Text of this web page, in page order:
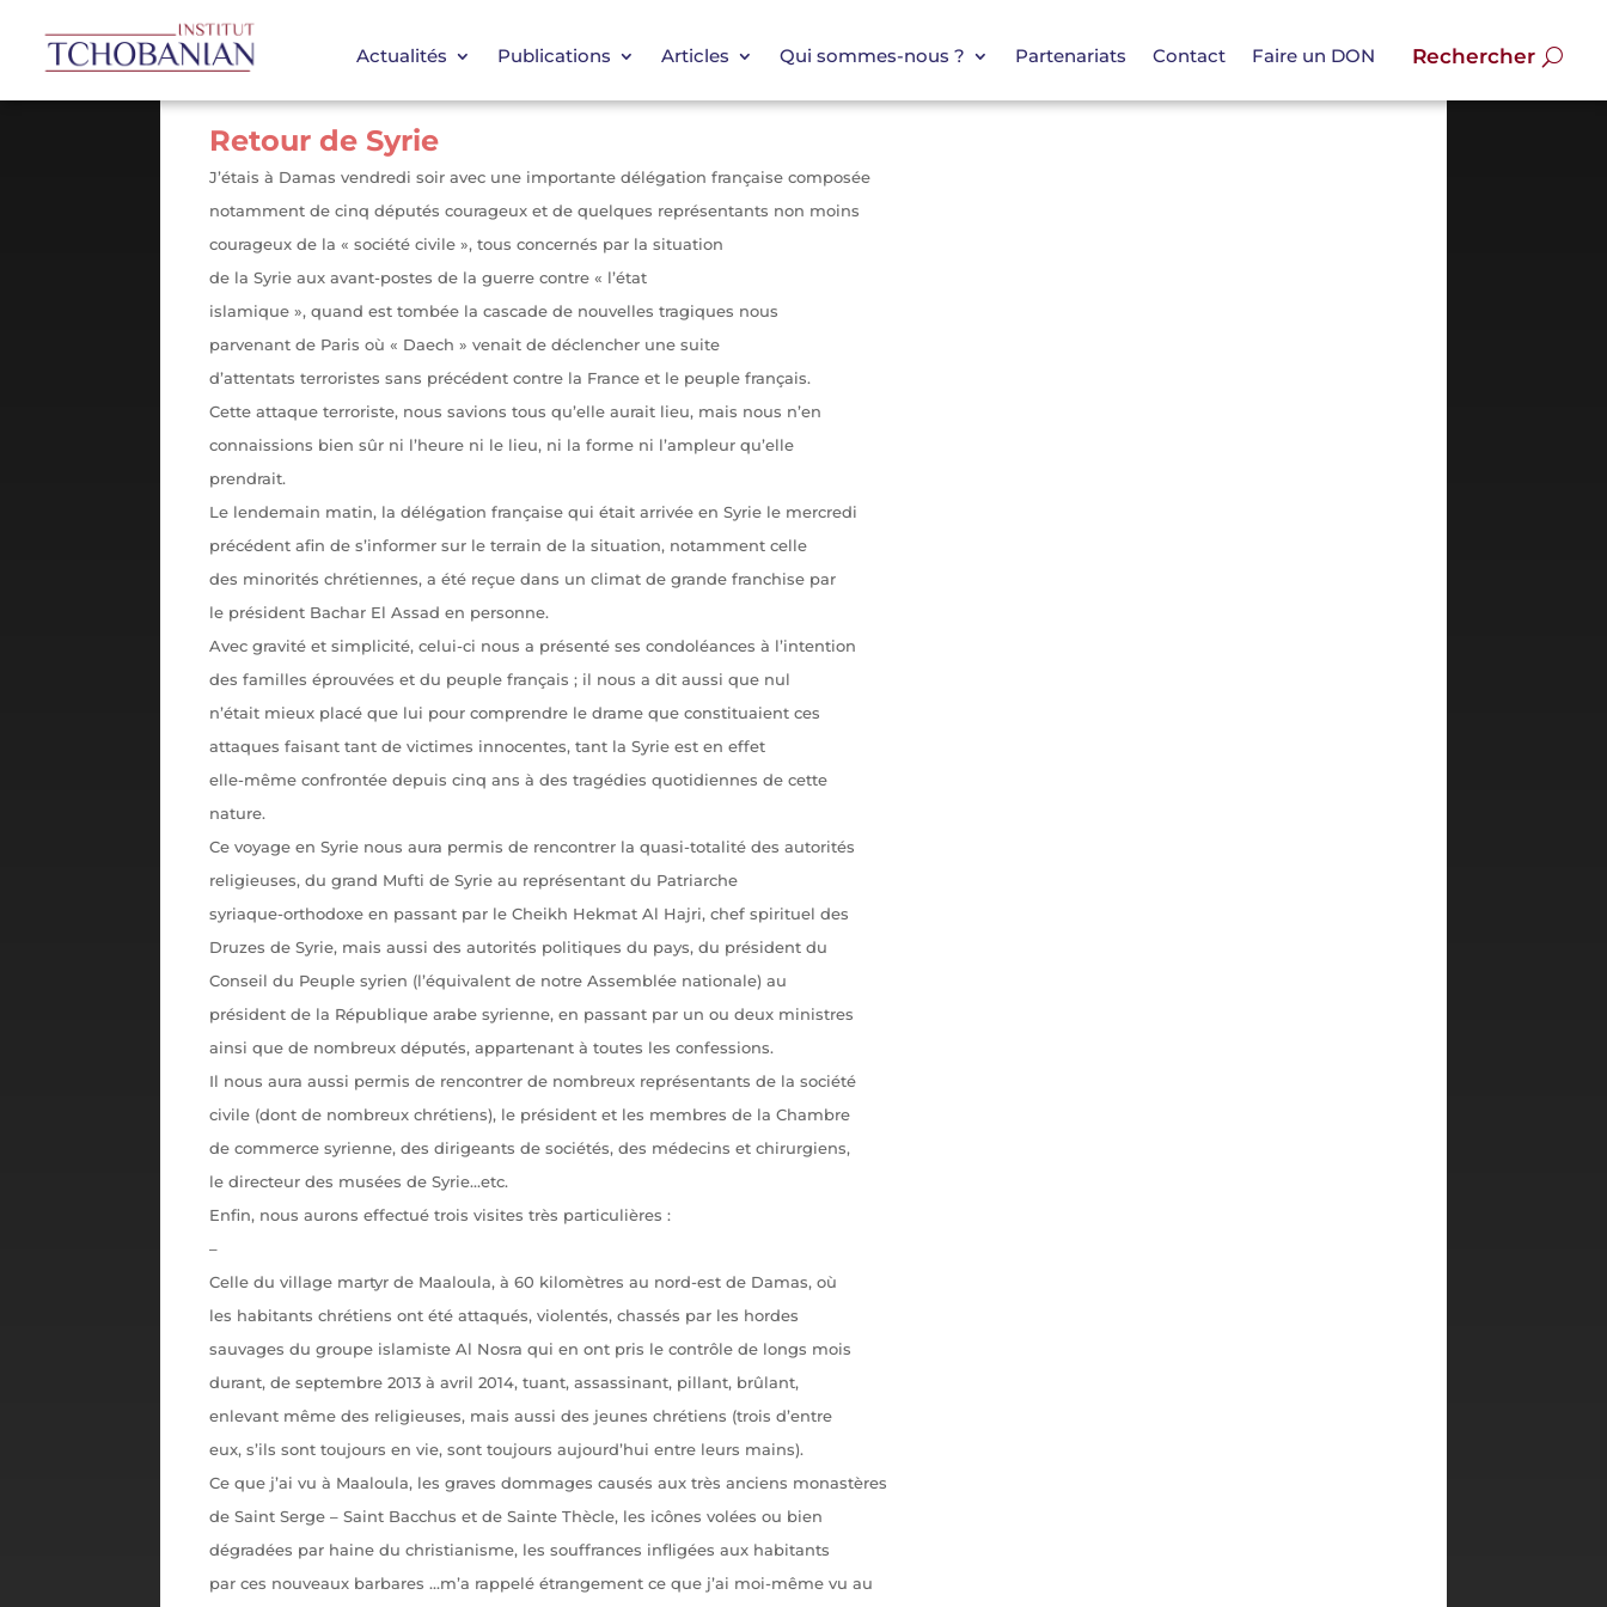
Actualités Publications Articles Qui sommes-nous ? Partenariats Contact Faire un DON
Retour de Syrie
J’étais à Damas vendredi soir avec une importante délégation française composée
notamment de cinq députés courageux et de quelques représentants non moins
courageux de la « société civile », tous concernés par la situation
de la Syrie aux avant-postes de la guerre contre « l’état
islamique », quand est tombée la cascade de nouvelles tragiques nous
parvenant de Paris où « Daech » venait de déclencher une suite
d’attentats terroristes sans précédent contre la France et le peuple français.
Cette attaque terroriste, nous savions tous qu’elle aurait lieu, mais nous n’en
connaissions bien sûr ni l’heure ni le lieu, ni la forme ni l’ampleur qu’elle
prendrait.
Le lendemain matin, la délégation française qui était arrivée en Syrie le mercredi
précédent afin de s’informer sur le terrain de la situation, notamment celle
des minorités chrétiennes, a été reçue dans un climat de grande franchise par
le président Bachar El Assad en personne.
Avec gravité et simplicité, celui-ci nous a présenté ses condoléances à l’intention
des familles éprouvées et du peuple français ; il nous a dit aussi que nul
n’était mieux placé que lui pour comprendre le drame que constituaient ces
attaques faisant tant de victimes innocentes, tant la Syrie est en effet
elle-même confrontée depuis cinq ans à des tragédies quotidiennes de cette
nature.
Ce voyage en Syrie nous aura permis de rencontrer la quasi-totalité des autorités
religieuses, du grand Mufti de Syrie au représentant du Patriarche
syriaque-orthodoxe en passant par le Cheikh Hekmat Al Hajri, chef spirituel des
Druzes de Syrie, mais aussi des autorités politiques du pays, du président du
Conseil du Peuple syrien (l’équivalent de notre Assemblée nationale) au
président de la République arabe syrienne, en passant par un ou deux ministres
ainsi que de nombreux députés, appartenant à toutes les confessions.
Il nous aura aussi permis de rencontrer de nombreux représentants de la société
civile (dont de nombreux chrétiens), le président et les membres de la Chambre
de commerce syrienne, des dirigeants de sociétés, des médecins et chirurgiens,
le directeur des musées de Syrie…etc.
Enfin, nous aurons effectué trois visites très particulières :
–
Celle du village martyr de Maaloula, à 60 kilomètres au nord-est de Damas, où
les habitants chrétiens ont été attaqués, violentés, chassés par les hordes
sauvages du groupe islamiste Al Nosra qui en ont pris le contrôle de longs mois
durant, de septembre 2013 à avril 2014, tuant, assassinant, pillant, brûlant,
enlevant même des religieuses, mais aussi des jeunes chrétiens (trois d’entre
eux, s’ils sont toujours en vie, sont toujours aujourd’hui entre leurs mains).
Ce que j’ai vu à Maaloula, les graves dommages causés aux très anciens monastères
de Saint Serge – Saint Bacchus et de Sainte Thècle, les icônes volées ou bien
dégradées par haine du christianisme, les souffrances infligées aux habitants
par ces nouveaux barbares …m’a rappelé étrangement ce que j’ai moi-même vu au